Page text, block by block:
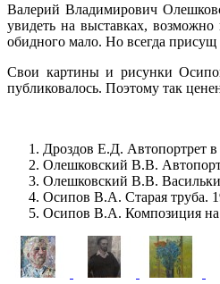
Валерий Владимирович
увидеть на выставках,
обидного мало. Но всегда
Свои картины и рисунки
публиковалось. Поэтому так
Дроздов Е.Д. Автопортрет
Олешковский В.В.
Олешковский В.В.
Осипов В.А. Старая труба.
Осипов В.А. Композиция